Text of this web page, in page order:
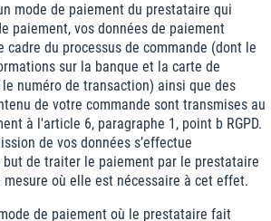
mode de paiement du prestataire qui
paiement, vos données de paiement
cadre du processus de commande (dont le
sur la banque et la carte de
numéro de transaction) ainsi que des
de votre commande sont transmises au
à l'article 6, paragraphe 1, point b RGPD.
de vos données s’effectue
de traiter le paiement par le prestataire
où elle est nécessaire à cet effet.
de paiement où le prestataire fait